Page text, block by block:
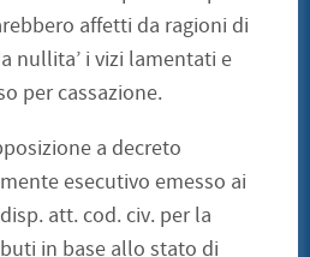
affetti da ragioni di
nullita’ i vizi lamentati e
per cassazione.
a decreto
esecutivo emesso ai
att. cod. civ. per la
in base allo stato di